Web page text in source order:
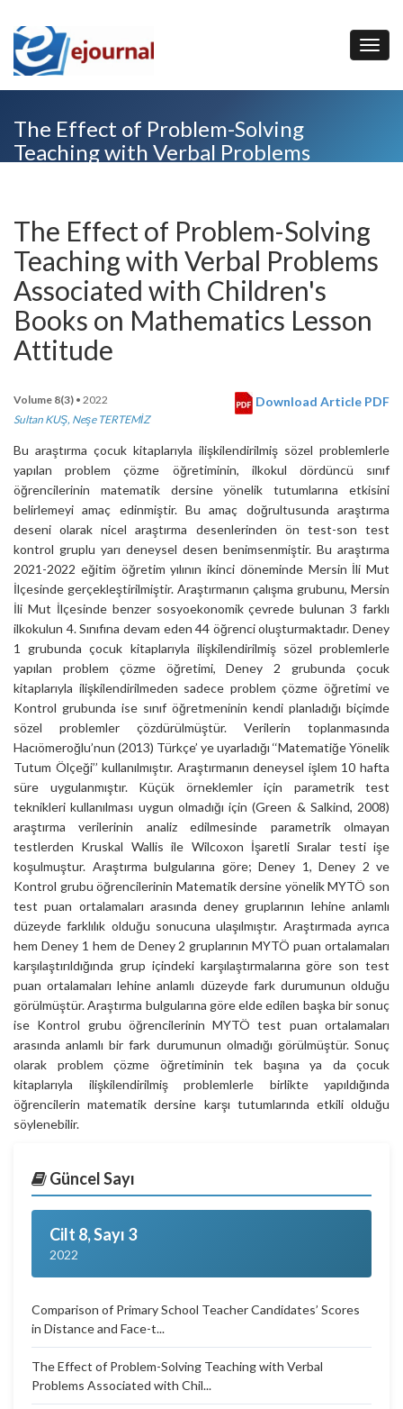
The Effect of Problem-Solving
Teaching with Verbal Problems
The Effect of Problem-Solving
Teaching with Verbal Problems
Associated with Children's
Books on Mathematics Lesson
Attitude
Download Article PDF
Volume 8(3) • 2022
Sultan KUŞ, Neşe TERTEMİZ
Bu araştırma çocuk kitaplarıyla ilişkilendirilmiş sözel problemlerle
yapılan problem çözme öğretiminin, ilkokul dördüncü sınıf
öğrencilerinin matematik dersine yönelik tutumlarına etkisini
belirlemeyi amaç edinmiştir. Bu amaç doğrultusunda araştırma
deseni olarak nicel araştırma desenlerinden ön test-son test
kontrol gruplu yarı deneysel desen benimsenmiştir. Bu araştırma
2021-2022 eğitim öğretim yılının ikinci döneminde Mersin İli Mut
İlçesinde gerçekleştirilmiştir. Araştırmanın çalışma grubunu, Mersin
İli Mut İlçesinde benzer sosyoekonomik çevrede bulunan 3 farklı
ilkokulun 4. Sınıfına devam eden 44 öğrenci oluşturmaktadır. Deney
1 grubunda çocuk kitaplarıyla ilişkilendirilmiş sözel problemlerle
yapılan problem çözme öğretimi, Deney 2 grubunda çocuk
kitaplarıyla ilişkilendirilmeden sadece problem çözme öğretimi ve
Kontrol grubunda ise sınıf öğretmeninin kendi planladığı biçimde
sözel problemler çözdürülmüştür. Verilerin toplanmasında
Hacıömeroğlu’nun (2013) Türkçe’ ye uyarladığı ‘‘Matematiğe Yönelik
Tutum Ölçeği’’ kullanılmıştır. Araştırmanın deneysel işlem 10 hafta
süre uygulanmıştır. Küçük örneklemler için parametrik test
teknikleri kullanılması uygun olmadığı için (Green & Salkind, 2008)
araştırma verilerinin analiz edilmesinde parametrik olmayan
testlerden Kruskal Wallis ile Wilcoxon İşaretli Sıralar testi işe
koşulmuştur. Araştırma bulgularına göre; Deney 1, Deney 2 ve
Kontrol grubu öğrencilerinin Matematik dersine yönelik MYTÖ son
test puan ortalamaları arasında deney gruplarının lehine anlamlı
düzeyde farklılık olduğu sonucuna ulaşılmıştır. Araştırmada ayrıca
hem Deney 1 hem de Deney 2 gruplarının MYTÖ puan ortalamaları
karşılaştırıldığında grup içindeki karşılaştırmalarına göre son test
puan ortalamaları lehine anlamlı düzeyde fark durumunun olduğu
görülmüştür. Araştırma bulgularına göre elde edilen başka bir sonuç
ise Kontrol grubu öğrencilerinin MYTÖ test puan ortalamaları
arasında anlamlı bir fark durumunun olmadığı görülmüştür. Sonuç
olarak problem çözme öğretiminin tek başına ya da çocuk
kitaplarıyla ilişkilendirilmiş problemlerle birlikte yapıldığında
öğrencilerin matematik dersine karşı tutumlarında etkili olduğu
söylenebilir.
Güncel Sayı
Cilt 8, Sayı 3
2022
Comparison of Primary School Teacher Candidates’ Scores
in Distance and Face-t...
The Effect of Problem-Solving Teaching with Verbal
Problems Associated with Chil...